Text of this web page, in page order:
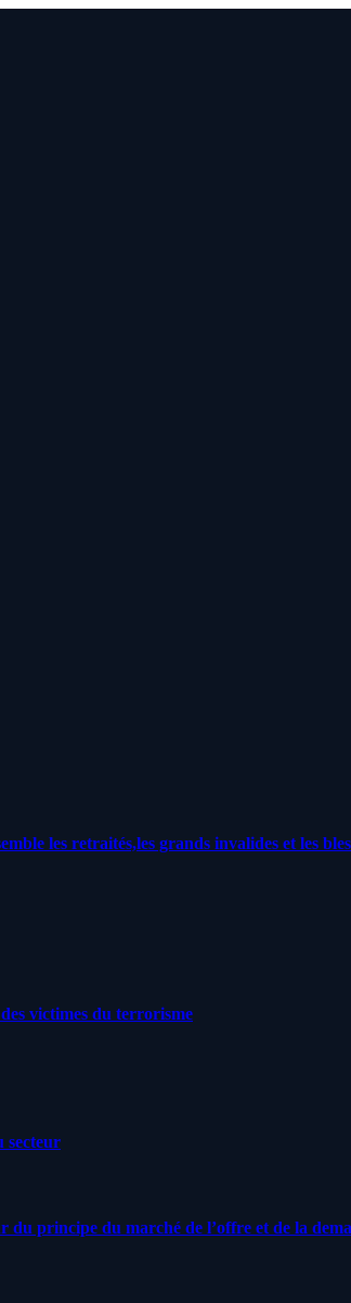
les retraités,les grands invalides et les
victimes du terrorisme
secteur
du principe du marché de l’offre et de la